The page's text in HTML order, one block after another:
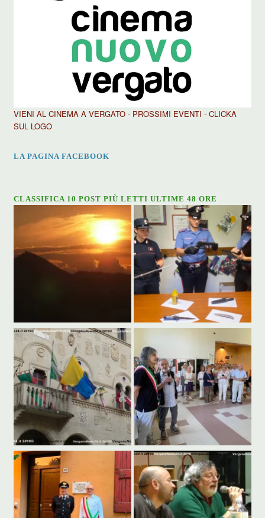
VIENI AL CINEMA A VERGATO - PROSSIMI EVENTI - CLICKA
SUL LOGO
LA PAGINA FACEBOOK
CLASSIFICA 10 POST PIÙ LETTI ULTIME 48 ORE